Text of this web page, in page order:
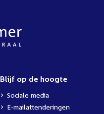
Blijf op de hoogte
Sociale media
E-mailattenderingen